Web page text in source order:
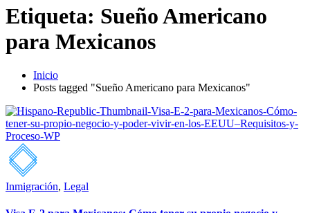
Etiqueta: Sueño Americano
para Mexicanos
Inicio
Posts tagged "Sueño Americano para Mexicanos"
Inmigración, Legal